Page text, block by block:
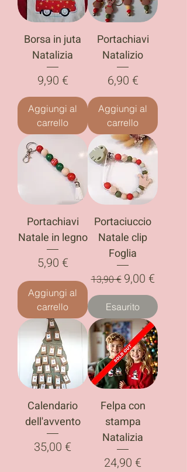
Borsa in juta
Natalizia
Prezzo
9,90 €
Aggiungi al
carrello
Portachiavi
Natalizio
Prezzo
6,90 €
Aggiungi al
carrello
Portachiavi
Natale in legno
Prezzo
5,90 €
Aggiungi al
carrello
Portaciuccio
Natale clip
Foglia
Prezzo regolare
13,90 € Prezzo
9,00 €
Esaurito
Calendario
dell'avvento
Prezzo
35,00 €
Felpa con
stampa
Natalizia
Prezzo
24,90 €